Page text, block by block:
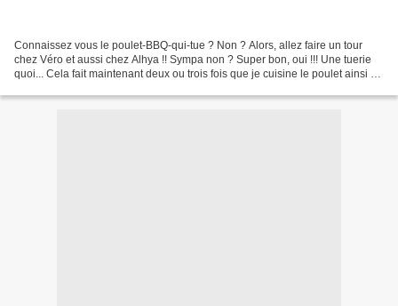
Connaissez vous le poulet-BBQ-qui-tue ? Non ? Alors, allez faire un tour
chez Véro et aussi chez Alhya !! Sympa non ? Super bon, oui !!! Une tuerie
quoi... Cela fait maintenant deux ou trois fois que je cuisine le poulet ainsi et